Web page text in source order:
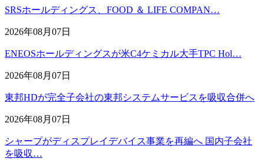
SRSホールディングス、FOOD ＆ LIFE COMPAN…
2026年08月07日
ENEOSホールディングスが米C4ケミカル大手TPC Hol…
2026年08月07日
東邦HDが完全子会社の東邦システムサービスを吸収合併へ
2026年08月07日
シャープがディスプレイデバイス事業を再編へ 国内子会社
を吸収…